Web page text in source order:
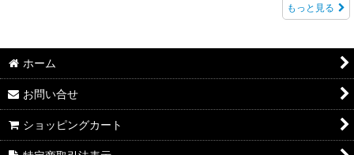
もっと見る
ホーム
お問い合せ
ショッピングカート